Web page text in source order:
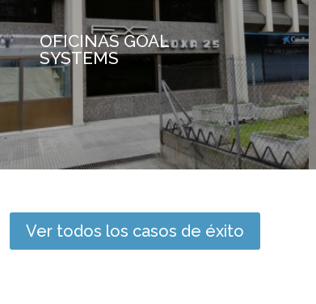
OFICINAS GOAL
SYSTEMS
Ver todos los casos de éxito